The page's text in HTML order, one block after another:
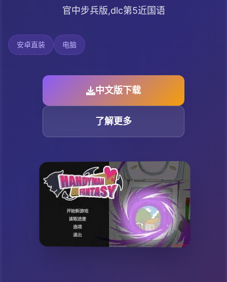
官中步兵版,dlc第5近国语
安卓直装 电脑
中文版下载
了解更多